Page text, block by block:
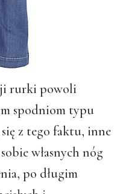
rurki powoli
spodniom typu
się z tego faktu, inne
własnych nóg
po długim